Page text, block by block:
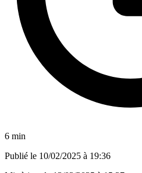
6 min
Publié le 10/02/2025 à 19:36